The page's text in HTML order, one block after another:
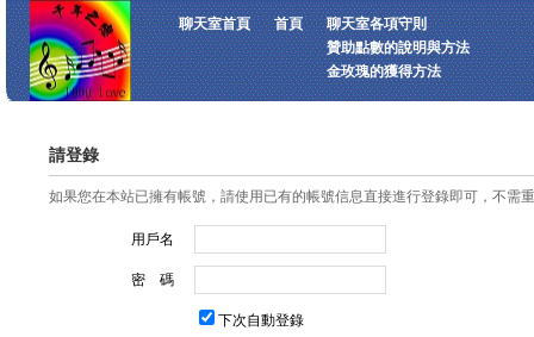
聊天室首頁 首頁
聊天室各項守則
贊助點數的說明與方法
金玫瑰的獲得方法
請登錄
如果您在本站已擁有帳號，請使用已有的帳號信息直接進行登錄即可，不需
用戶名
密 碼
下次自動登錄